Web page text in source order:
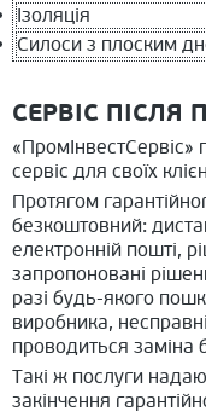
Ізоляція
Силоси з плоским
СЕРВІС ПІСЛЯ
сервіс для своїх
Протягом
безкоштовний:
електронній пошті,
запропоновані
разі будь-якого
виробника,
проводиться заміна
Такі ж послуги
закінчення